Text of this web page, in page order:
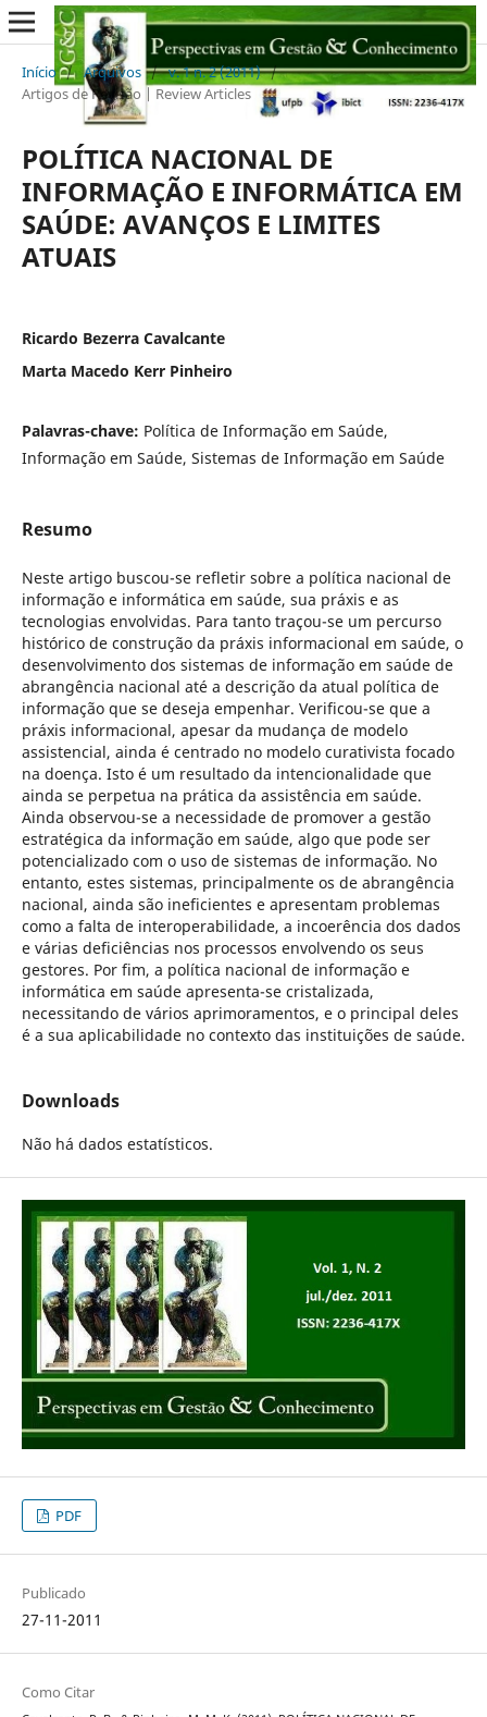
Início / Arquivos / v. 1 n. 2 (2011) /
Artigos de Revisão | Review Articles
POLÍTICA NACIONAL DE
INFORMAÇÃO E INFORMÁTICA EM
SAÚDE: AVANÇOS E LIMITES
ATUAIS
Ricardo Bezerra Cavalcante
Marta Macedo Kerr Pinheiro
Palavras-chave: Política de Informação em Saúde,
Informação em Saúde, Sistemas de Informação em Saúde
Resumo
Neste artigo buscou-se refletir sobre a política nacional de
informação e informática em saúde, sua práxis e as
tecnologias envolvidas. Para tanto traçou-se um percurso
histórico de construção da práxis informacional em saúde, o
desenvolvimento dos sistemas de informação em saúde de
abrangência nacional até a descrição da atual política de
informação que se deseja empenhar. Verificou-se que a
práxis informacional, apesar da mudança de modelo
assistencial, ainda é centrado no modelo curativista focado
na doença. Isto é um resultado da intencionalidade que
ainda se perpetua na prática da assistência em saúde.
Ainda observou-se a necessidade de promover a gestão
estratégica da informação em saúde, algo que pode ser
potencializado com o uso de sistemas de informação. No
entanto, estes sistemas, principalmente os de abrangência
nacional, ainda são ineficientes e apresentam problemas
como a falta de interoperabilidade, a incoerência dos dados
e várias deficiências nos processos envolvendo os seus
gestores. Por fim, a política nacional de informação e
informática em saúde apresenta-se cristalizada,
necessitando de vários aprimoramentos, e o principal deles
é a sua aplicabilidade no contexto das instituições de saúde.
Downloads
Não há dados estatísticos.
PDF
Publicado
27-11-2011
Como Citar